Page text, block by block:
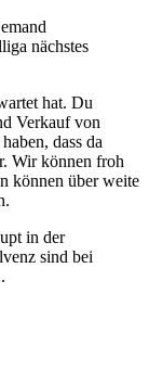
nächstes
hat. Du
Verkauf von
dass da
Wir können froh
können über weite
in der
sind bei